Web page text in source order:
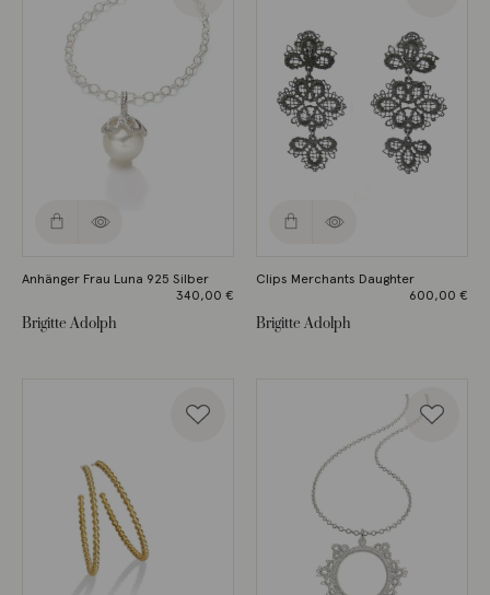
Anhänger Frau Luna 925 Silber
340,00 €
Brigitte Adolph
Clips Merchants Daughter
600,00 €
Brigitte Adolph